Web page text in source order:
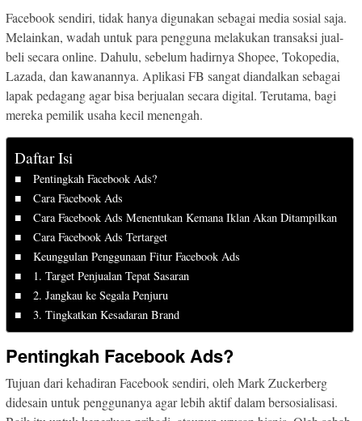
Facebook sendiri, tidak hanya digunakan sebagai media sosial saja.
Melainkan, wadah untuk para pengguna melakukan transaksi jual-
beli secara online. Dahulu, sebelum hadirnya Shopee, Tokopedia,
Lazada, dan kawanannya. Aplikasi FB sangat diandalkan sebagai
lapak pedagang agar bisa berjualan secara digital. Terutama, bagi
mereka pemilik usaha kecil menengah.
Daftar Isi
Pentingkah Facebook Ads?
Cara Facebook Ads
Cara Facebook Ads Menentukan Kemana Iklan Akan Ditampilkan
Cara Facebook Ads Tertarget
Keunggulan Penggunaan Fitur Facebook Ads
1. Target Penjualan Tepat Sasaran
2. Jangkau ke Segala Penjuru
3. Tingkatkan Kesadaran Brand
Pentingkah Facebook Ads?
Tujuan dari kehadiran Facebook sendiri, oleh Mark Zuckerberg
didesain untuk penggunanya agar lebih aktif dalam bersosialisasi.